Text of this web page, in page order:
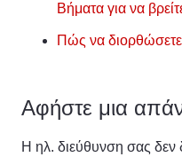
Βήματα για να
Πώς να
Αφήστε μια
Η ηλ. διεύθυνση σας δεν